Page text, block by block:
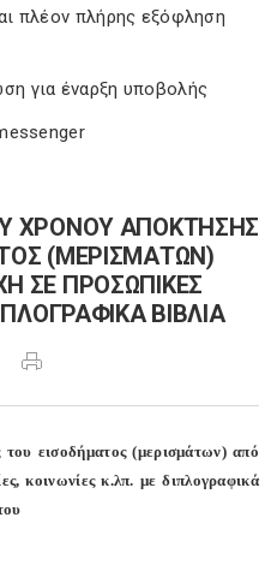
πλέον πλήρης εξόφληση
για έναρξη υποβολής
ΧΡΟΝΟΥ ΑΠΟΚΤΗΣΗΣ
(ΜΕΡΙΣΜΑΤΩΝ)
ΣΕ ΠΡΟΣΩΠΙΚΕΣ
ΒΙΒΛΙΑ
εισοδήματος (μερισμάτων) από
κοινωνίες κ.λπ. με διπλογραφικά